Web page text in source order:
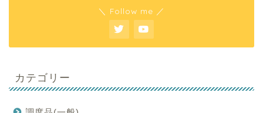
＼ Follow me ／
カテゴリー